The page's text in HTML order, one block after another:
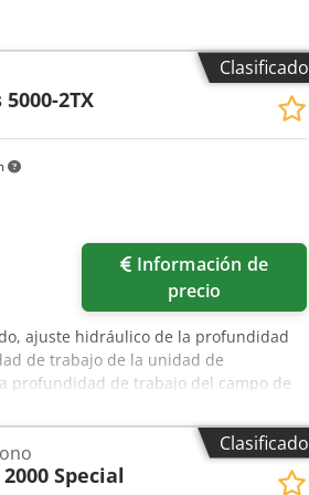
Clasificado
5000-2TX
precio
ajuste hidráulico de la profundidad
de trabajo de la unidad de
profundidad de trabajo del campo de
Aa Ior
Clasificado
2000 Special